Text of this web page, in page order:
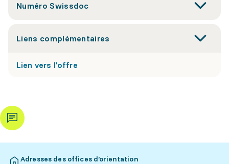
Numéro Swissdoc
Liens complémentaires
Lien vers l'offre
Adresses des offices d’orientation